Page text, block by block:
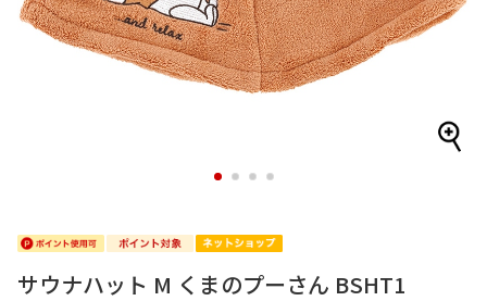
1 2 3 4
サウナハット M くまのプーさん BSHT1